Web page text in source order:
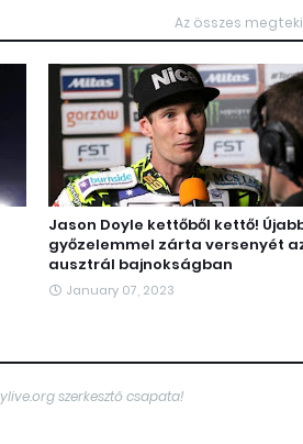
Az összes
Jason Doyle kettőből kettő!
győzelemmel zárta versenyét
ausztrál bajnokságban
January 07, 2023
szerkesztő csapata!